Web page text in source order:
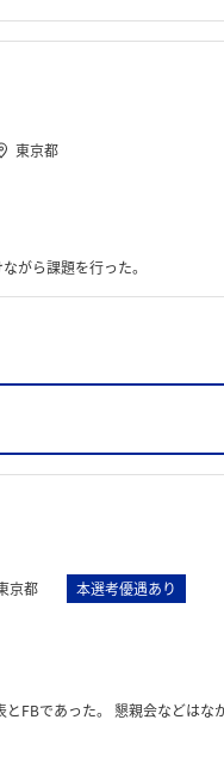
東京都
がら課題を行った。
京都 本選考優遇あり
FBであった。 懇親会などはな